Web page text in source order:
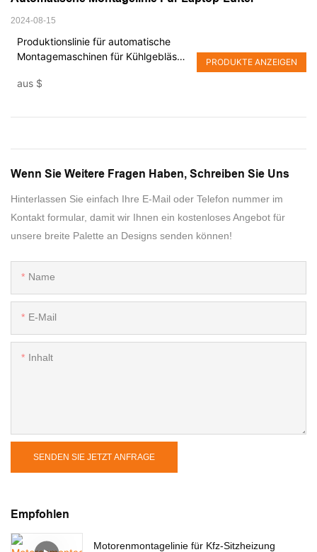
2024-08-15
Produktionslinie für automatische
Montagemaschinen für Kühlgebläse
aus $
PRODUKTE ANZEIGEN
Wenn Sie Weitere Fragen Haben, Schreiben Sie Uns
Hinterlassen Sie einfach Ihre E-Mail oder Telefon nummer im
Kontakt formular, damit wir Ihnen ein kostenloses Angebot für
unsere breite Palette an Designs senden können!
Name
E-Mail
Inhalt
SENDEN SIE JETZT ANFRAGE
Empfohlen
Motorenmontagelinie für Kfz-Sitzheizung